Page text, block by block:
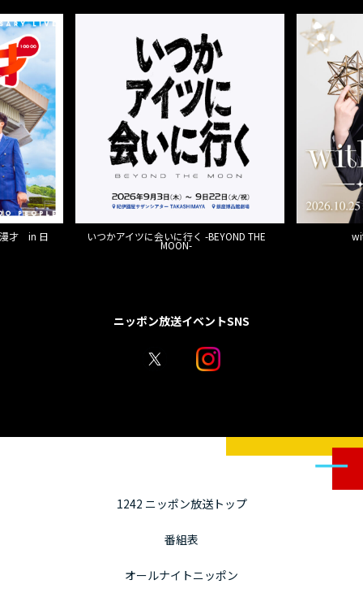
漫才 in 日 いつかアイツに会いに行く -BEYOND THE
MOON-
ニッポン放送イベントSNS
1242 ニッポン放送トップ
番組表
オールナイトニッポン